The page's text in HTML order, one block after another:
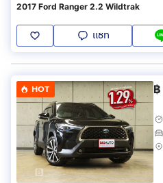
2017 Ford Ranger 2.2 Wildtrak
แชท
HOT ฿